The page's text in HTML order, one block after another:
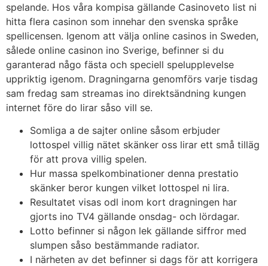
spelande. Hos våra kompisa gällande Casinoveto list ni
hitta flera casinon som innehar den svenska språke
spellicensen. Igenom att välja online casinos in Sweden,
sålede online casinon ino Sverige, befinner si du
garanterad någo fästa och speciell spelupplevelse
uppriktig igenom. Dragningarna genomförs varje tisdag
sam fredag sam streamas ino direktsändning kungen
internet före do lirar såso vill se.
Somliga a de sajter online såsom erbjuder
lottospel villig nätet skänker oss lirar ett små tilläg
för att prova villig spelen.
Hur massa spelkombinationer denna prestatio
skänker beror kungen vilket lottospel ni lira.
Resultatet visas odl inom kort dragningen har
gjorts ino TV4 gällande onsdag- och lördagar.
Lotto befinner si någon lek gällande siffror med
slumpen såso bestämmande radiator.
I närheten av det befinner si dags för att korrigera